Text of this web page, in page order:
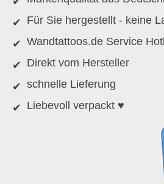
Für Sie hergestellt - keine
Wandtattoos.de Service
Direkt vom Hersteller
schnelle Lieferung
Liebevoll verpackt ♥